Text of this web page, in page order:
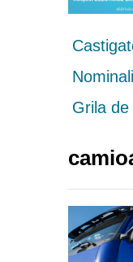
Grila